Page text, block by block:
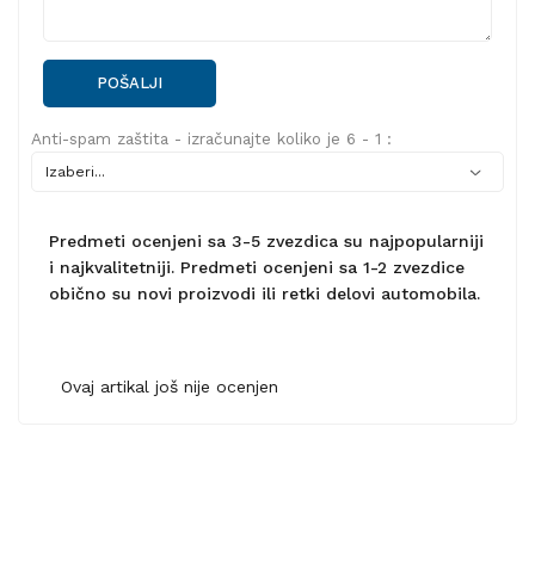
POŠALJI
Anti-spam zaštita - izračunajte koliko je 6 - 1 :
Predmeti ocenjeni sa 3-5 zvezdica su najpopularniji
i najkvalitetniji. Predmeti ocenjeni sa 1-2 zvezdice
obično su novi proizvodi ili retki delovi automobila.
Ovaj artikal još nije ocenjen